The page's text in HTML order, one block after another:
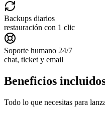
Backups diarios
restauración con 1 clic
Soporte humano 24/7
chat, ticket y email
Beneficios
Todo lo que necesitas para